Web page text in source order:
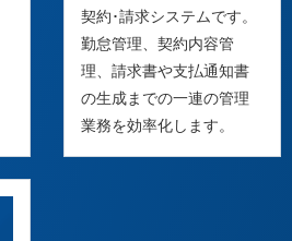
契約･請求システムです。
勤怠管理、契約内容管
理、請求書や支払通知書
の生成までの一連の管理
業務を効率化します。